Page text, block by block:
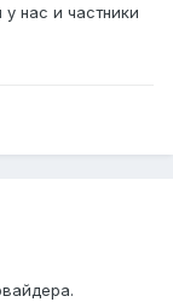
у нас и частники